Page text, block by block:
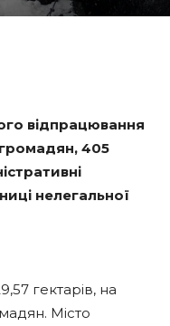
відпрацювання
громадян, 405
нелегальної
гектарів, на
Місто